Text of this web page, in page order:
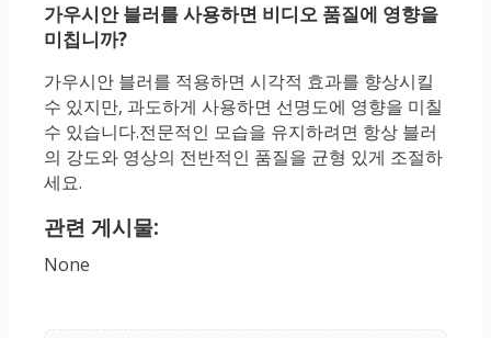
가우시안 블러를 사용하면 비디오 품질에 영향을
미칩니까?
가우시안 블러를 적용하면 시각적 효과를 향상시킬
수 있지만, 과도하게 사용하면 선명도에 영향을 미칠
수 있습니다.전문적인 모습을 유지하려면 항상 블러
의 강도와 영상의 전반적인 품질을 균형 있게 조절하
세요.
관련 게시물:
None